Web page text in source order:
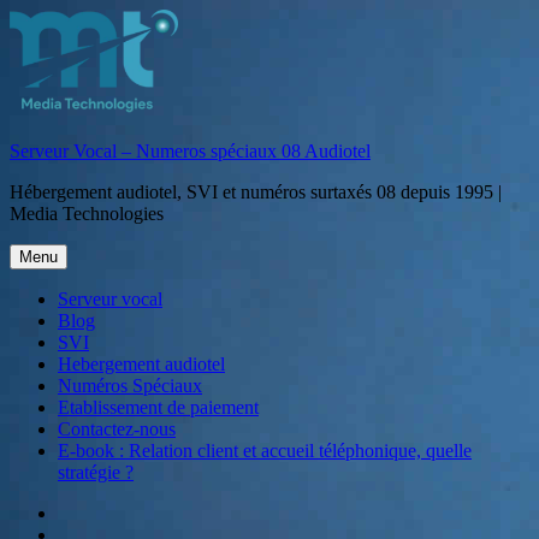
Aller
au
contenu
Serveur Vocal – Numeros spéciaux 08 Audiotel
Hébergement audiotel, SVI et numéros surtaxés 08 depuis 1995 |
Media Technologies
Menu
Serveur vocal
Blog
SVI
Hebergement audiotel
Numéros Spéciaux
Etablissement de paiement
Contactez-nous
E-book : Relation client et accueil téléphonique, quelle
stratégie ?